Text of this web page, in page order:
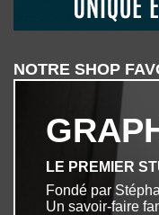
NOTRE SHOP
LE PREMIER
Fondé par
Un savoir-faire